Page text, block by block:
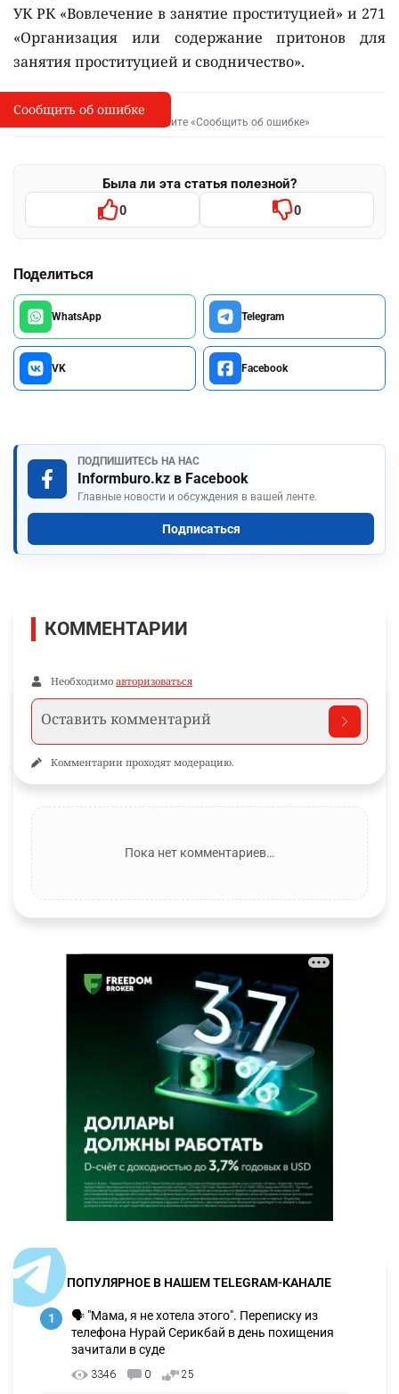
УК РК «Вовлечение в занятие проституцией» и 271
«Организация или содержание притонов для
занятия проституцией и сводничество».
I
Сообщить об опечатке
Выделите фрагмент и нажмите «Сообщить об ошибке»
Была ли эта статья полезной?
0 0
Поделиться
WhatsApp Telegram
VK Facebook
ПОДПИШИТЕСЬ НА НАС
Informburo.kz в Facebook
Главные новости и обсуждения в вашей ленте.
Подписаться
Сообщить об ошибке
КОММЕНТАРИИ
Необходимо авторизоваться
Комментарии проходят модерацию.
Пока нет комментариев…
ПОПУЛЯРНОЕ В НАШЕМ TELEGRAM-КАНАЛЕ
1
🗣 "Мама, я не хотела этого". Переписку из
телефона Нурай Серикбай в день похищения
зачитали в суде
3346 0 25